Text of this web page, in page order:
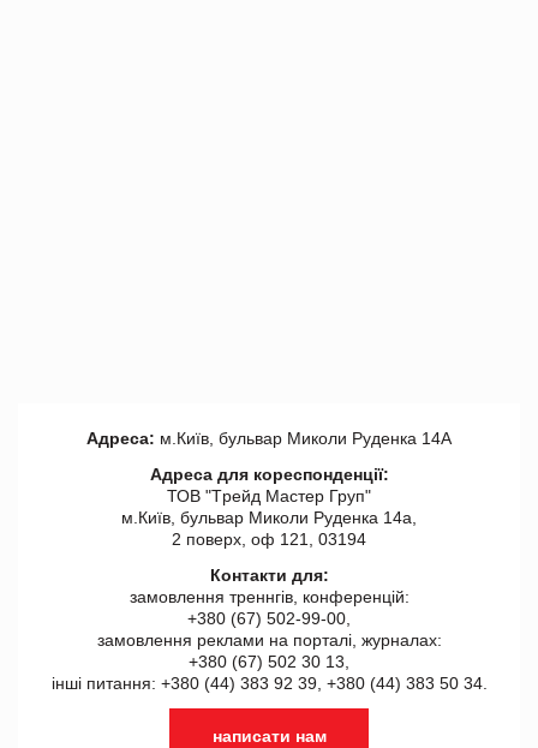
Адреса: м.Київ, бульвар Миколи Руденка 14А
Адреса для кореспонденції:
ТОВ "Tрейд Мастер Груп"
м.Київ, бульвар Миколи Руденка 14а,
2 поверх, оф 121, 03194
Контакти для:
замовлення треннгів, конференцій:
+380 (67) 502-99-00,
замовлення реклами на порталі, журналах:
+380 (67) 502 30 13,
інші питання: +380 (44) 383 92 39, +380 (44) 383 50 34.
написати нам